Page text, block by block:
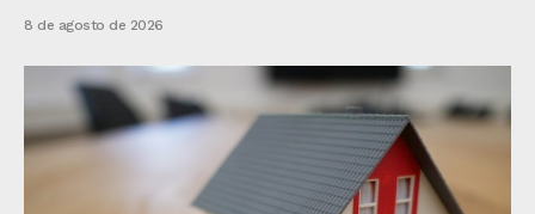
8 de agosto de 2026